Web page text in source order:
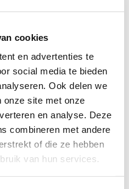
cookies
en advertenties te
social media te bieden
Ook delen we
onze site met onze
en analyse. Deze
combineren met andere
of die ze hebben
van hun services.